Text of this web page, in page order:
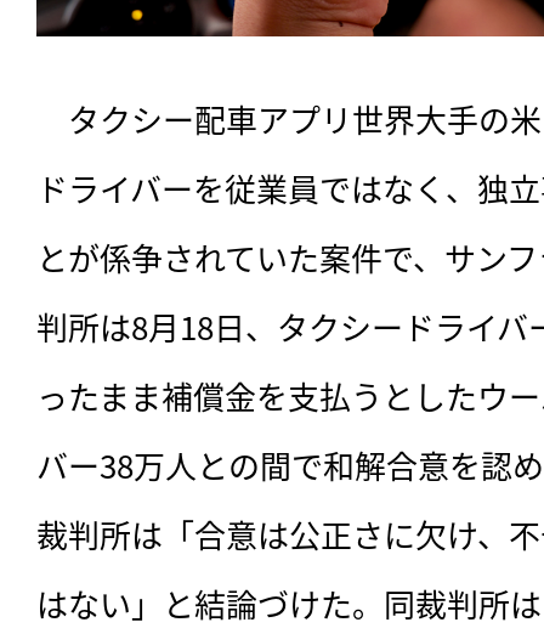
タクシー配車アプリ世界大手の
ドライバーを従業員ではなく、独
とが係争されていた案件で、サン
判所は8月18日、タクシードライ
ったまま補償金を支払うとしたウ
バー38万人との間で和解合意を認
裁判所は「合意は公正さに欠け、
はない」と結論づけた。同裁判所